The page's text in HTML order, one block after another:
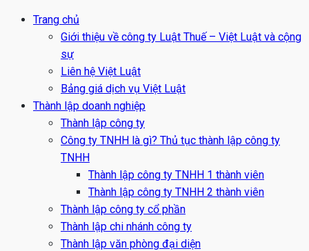
Trang chủ
Giới thiệu về công ty Luật Thuế – Việt Luật và cộng
sự
Liên hệ Việt Luật
Bảng giá dịch vụ Việt Luật
Thành lập doanh nghiệp
Thành lập công ty
Công ty TNHH là gì? Thủ tục thành lập công ty
TNHH
Thành lập công ty TNHH 1 thành viên
Thành lập công ty TNHH 2 thành viên
Thành lập công ty cổ phần
Thành lập chi nhánh công ty
Thành lập văn phòng đại diện